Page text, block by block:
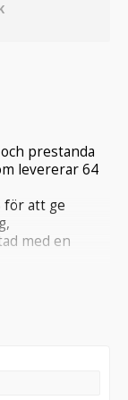
prestanda
levererar 64
för att ge
med en